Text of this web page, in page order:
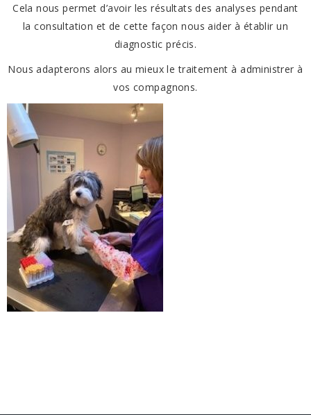
Cela nous permet d’avoir les résultats des analyses pendant
la consultation et de cette façon nous aider à établir un
diagnostic précis.
Nous adapterons alors au mieux le traitement à administrer à
vos compagnons.